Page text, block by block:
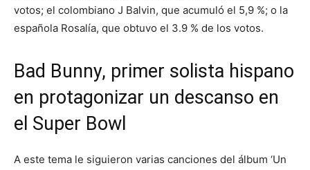
votos; el colombiano J Balvin, que acumuló el 5,9 %; o la
española Rosalía, que obtuvo el 3.9 % de los votos.
Bad Bunny, primer solista hispano
en protagonizar un descanso en
el Super Bowl
A este tema le siguieron varias canciones del álbum ‘Un